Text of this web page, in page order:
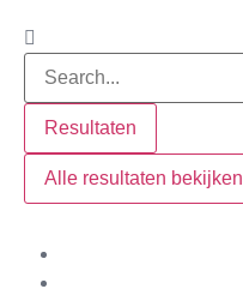
Resultaten
Alle resultaten bekijken